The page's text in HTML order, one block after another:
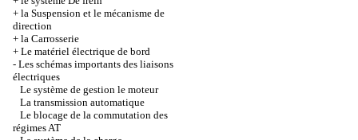
+ la Suspension et le mécanisme de
direction
+ la Carrosserie
+ Le matériel électrique de bord
- Les schémas importants des liaisons
électriques
Le système de gestion le moteur
La transmission automatique
Le blocage de la commutation des
régimes AT